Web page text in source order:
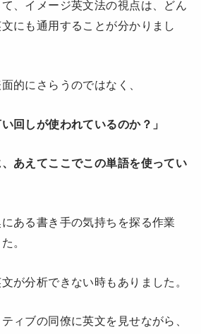
、イメージ英文法の視点は、どん
にも通用することが分かりまし
的にさらうのではなく、
回しが使われているのか？」
、あえてここでこの単語を使ってい
ある書き手の気持ちを探る作業
。
が分析できない時もありました。
ィブの同僚に英文を見せながら、